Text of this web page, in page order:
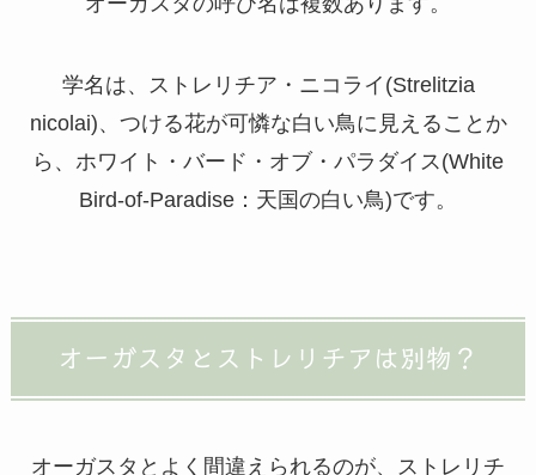
学名は、ストレリチア・ニコライ(Strelitzia
nicolai)、つける花が可憐な白い鳥に見えることか
ら、ホワイト・バード・オブ・パラダイス(White
Bird-of-Paradise：天国の白い鳥)です。
オーガスタとストレリチアは別物？
オーガスタとよく間違えられるのが、ストレリチ